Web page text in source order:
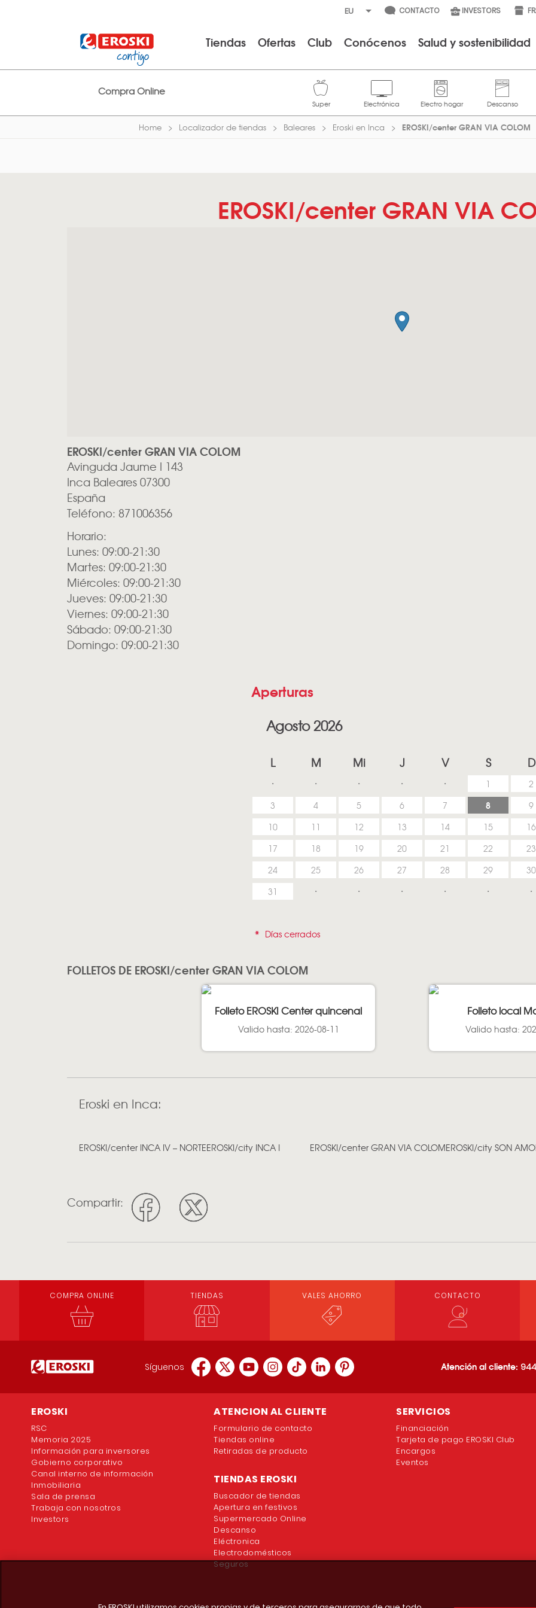
CONTACTO INVESTORS
Tiendas Ofertas Club Conócenos Salud y sostenibilidad
Compra Online
Home Localizador de tiendas Baleares Eroski en Inca EROSKI/center GRAN VIA COLOM
EROSKI/center GRAN VIA
EROSKI/center GRAN VIA COLOM
Avinguda Jaume I 143
Inca Baleares07300
España
Teléfono: 871006356
Horario:
Lunes: 09:00-21:30
Martes: 09:00-21:30
Miércoles: 09:00-21:30
Jueves: 09:00-21:30
Viernes: 09:00-21:30
Sábado: 09:00-21:30
Domingo: 09:00-21:30
Aperturas
Agosto 2026
L M Mi J V S D
1
2
3
4 5 6 7 8
9
10
11 12 13 14 15
16
17
18 19 20 21 22
23
24
25 26 27 28 29
30
31
* Días cerrados
FOLLETOS DE EROSKI/center GRAN VIA COLOM
Folleto EROSKI Center quincenal
Valido hasta: 2026-08-11
Folleto local
Valido hasta:
Eroski en Inca:
EROSKI/center INCA IV – NORTEEROSKI/city INCA I EROSKI/center GRAN VIA COLOMEROSKI/city SON
Compartir:
COMPRA ONLINE TIENDAS VALES AHORRO CONTACTO
Síguenos Atención al cliente:
EROSKI
RSC
Memoria 2025
Información para inversores
Gobierno corporativo
Canal interno de información
Inmobiliaria
Sala de prensa
Trabaja con nosotros
Investors
ATENCION AL CLIENTE
Formulario de contacto
Tiendas online
Retiradas de producto
TIENDAS EROSKI
Buscador de tiendas
Apertura en festivos
Supermercado Online
Descanso
Eléctronica
Electrodomésticos
Seguros
SERVICIOS
Financiación
Tarjeta de pago EROSKI Club
Encargos
Eventos